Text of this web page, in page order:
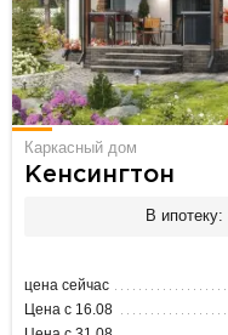
Каркасный дом
Кенсингтон
В ипотеку:
цена сейчас
Цена с 16.08